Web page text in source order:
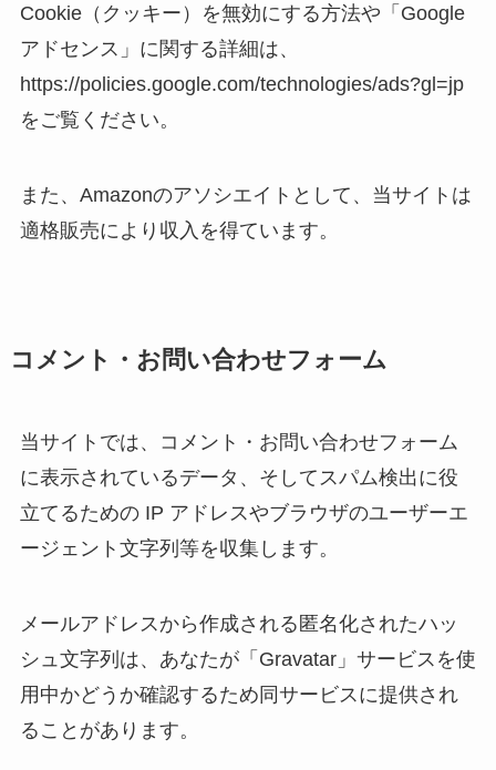
Cookie（クッキー）を無効にする方法や「Google
アドセンス」に関する詳細は、
https://policies.google.com/technologies/ads?gl=jp
をご覧ください。
また、Amazonのアソシエイトとして、当サイトは
適格販売により収入を得ています。
コメント・お問い合わせフォーム
当サイトでは、コメント・お問い合わせフォーム
に表示されているデータ、そしてスパム検出に役
立てるための IP アドレスやブラウザのユーザーエ
ージェント文字列等を収集します。
メールアドレスから作成される匿名化されたハッ
シュ文字列は、あなたが「Gravatar」サービスを使
用中かどうか確認するため同サービスに提供され
ることがあります。